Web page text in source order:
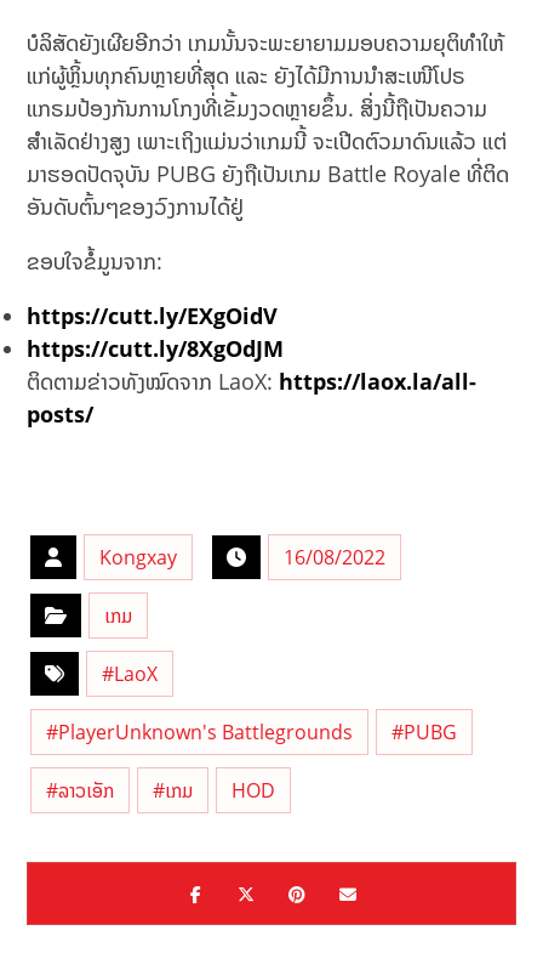
ບໍລິສັດຍັງເຜີຍອີກວ່າ ເກມນັ້ນຈະພະຍາຍາມມອບຄວາມຍຸຕິທຳໃຫ້
ແກ່ຜູ້ຫຼິ້ນທຸກຄົນຫຼາຍທີ່ສຸດ ແລະ ຍັງໄດ້ມີການນຳສະເໜີໂປຣ
ແກຣມປ້ອງກັນການໂກງທີ່ເຂັ້ມງວດຫຼາຍຂຶ້ນ. ສິ່ງນີ້ຖືເປັນຄວາມ
ສຳເລັດຢ່າງສູງ ເພາະເຖິງແມ່ນວ່າເກມນີ້ ຈະເປີດຕົວມາດົນແລ້ວ ແຕ່
ມາຮອດປັດຈຸບັນ PUBG ຍັງຖືເປັນເກມ Battle Royale ທີ່ຕິດ
ອັນດັບຕົ້ນໆຂອງວົງການໄດ້ຢູ່
ຂອບໃຈຂໍ້ມູນຈາກ:
https://cutt.ly/EXgOidV
https://cutt.ly/8XgOdJM
ຕິດຕາມຂ່າວທັງໝົດຈາກ LaoX: https://laox.la/all-
posts/
Kongxay 16/08/2022
ເກມ
#LaoX
#PlayerUnknown's Battlegrounds #PUBG
#ລາວເອັກ #ເກມ HOD